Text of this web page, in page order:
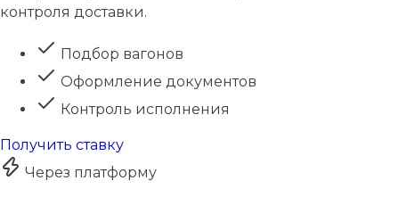
контроля доставки.
Подбор вагонов
Оформление документов
Контроль исполнения
Получить ставку
Через платформу